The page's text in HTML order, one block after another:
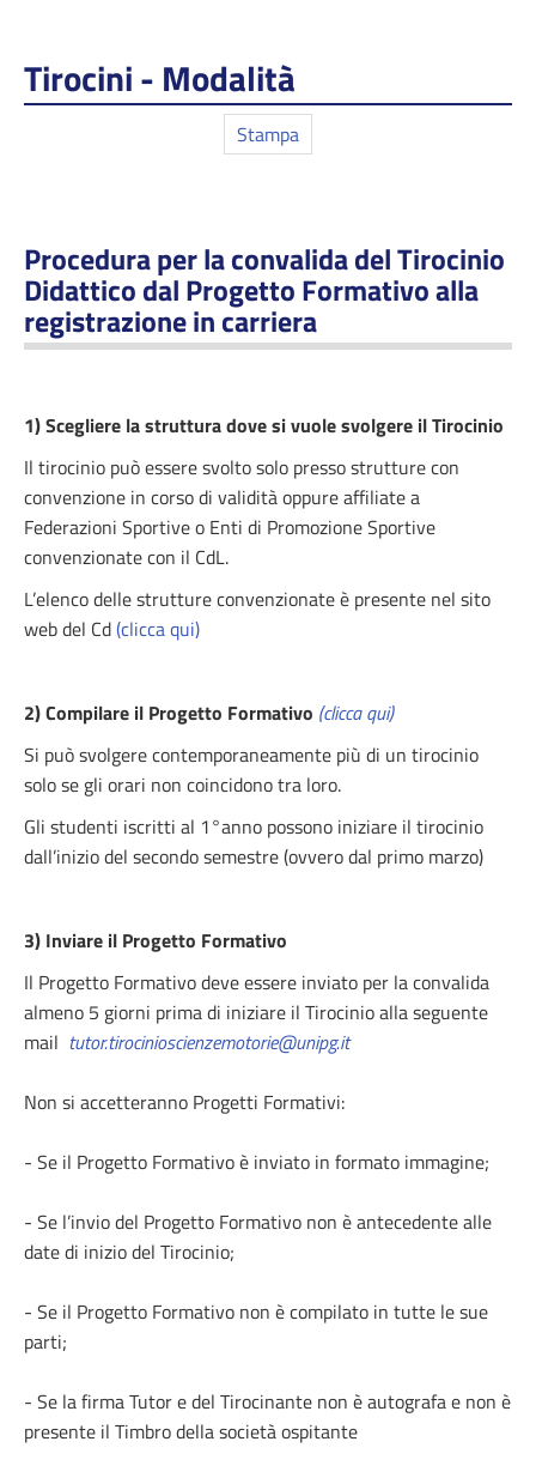
Tirocini - Modalità
Stampa
Procedura per la convalida del Tirocinio
Didattico dal Progetto Formativo alla
registrazione in carriera
1) Scegliere la struttura dove si vuole svolgere il Tirocinio
Il tirocinio può essere svolto solo presso strutture con
convenzione in corso di validità oppure affiliate a
Federazioni Sportive o Enti di Promozione Sportive
convenzionate con il CdL.
L’elenco delle strutture convenzionate è presente nel sito
web del Cd(clicca qui)
2) Compilare il Progetto Formativo (clicca qui)
Si può svolgere contemporaneamente più di un tirocinio
solo se gli orari non coincidono tra loro.
Gli studenti iscritti al 1°anno possono iniziare il tirocinio
dall’inizio del secondo semestre (ovvero dal primo marzo)
3) Inviare il Progetto Formativo
Il Progetto Formativo deve essere inviato per la convalida
almeno 5 giorni prima di iniziare il Tirocinio alla seguente
mail tutor.tirocinioscienzemotorie@unipg.it
Non si accetteranno Progetti Formativi:
- Se il Progetto Formativo è inviato in formato immagine;
- Se l’invio del Progetto Formativo non è antecedente alle
date di inizio del Tirocinio;
- Se il Progetto Formativo non è compilato in tutte le sue
parti;
- Se la firma Tutor e del Tirocinante non è autografa e non è
presente il Timbro della società ospitante